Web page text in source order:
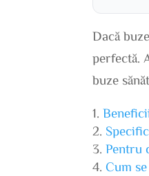
Dacă
perfectă.
buze
Pentru
Cum